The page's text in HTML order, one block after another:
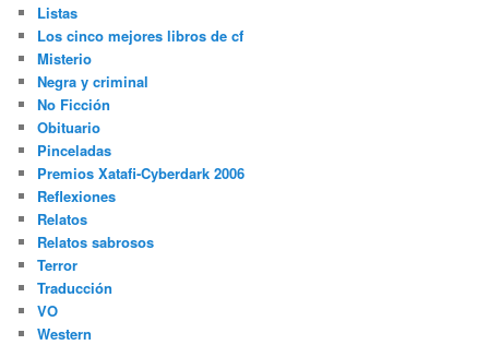
Listas
Los cinco mejores libros de cf
Misterio
Negra y criminal
No Ficción
Obituario
Pinceladas
Premios Xatafi-Cyberdark 2006
Reflexiones
Relatos
Relatos sabrosos
Terror
Traducción
VO
Western